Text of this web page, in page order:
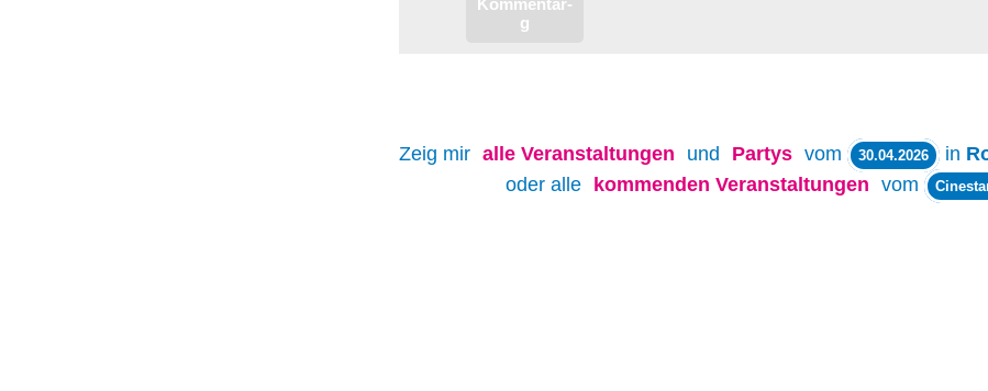
Zeig mir alle Veranstaltungen und Partys vom 30.04.2026 in
oder alle
kommenden Veranstaltungen vom